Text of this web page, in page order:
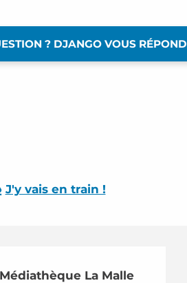
? DJANGO VOUS RÉPOND
J'y vais en train !
La Malle